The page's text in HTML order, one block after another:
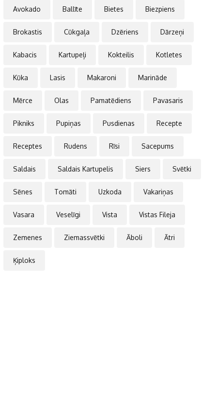
Avokado Ballīte Bietes Biezpiens
Brokastis Cūkgaļa Dzēriens Dārzeņi
Kabacis Kartupeļi Kokteilis Kotletes
Kūka Lasis Makaroni Marināde
Mērce Olas Pamatēdiens Pavasaris
Pikniks Pupiņas Pusdienas Recepte
Receptes Rudens Rīsi Sacepums
Saldais Saldais Kartupelis Siers Svētki
Sēnes Tomāti Uzkoda Vakariņas
Vasara Veselīgi Vista Vistas Fileja
Zemenes Ziemassvētki Āboli Ātri
Ķiploks